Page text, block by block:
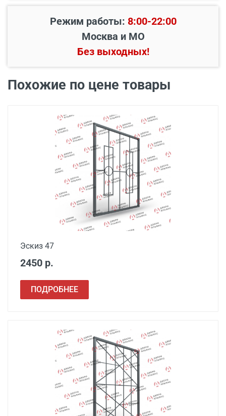
Режим работы: 8:00-22:00
Москва и МО
Без выходных!
Похожие по цене товары
Эскиз 47
2450 р.
ПОДРОБНЕЕ